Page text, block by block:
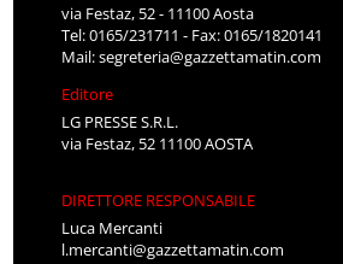
via Festaz, 52 - 11100 Aosta
Tel: 0165/231711 - Fax: 0165/1820141
Mail:segreteria@gazzettamatin.com
Editore
LG PRESSE S.R.L.
via Festaz, 52 11100 AOSTA
DIRETTORE RESPONSABILE
Luca Mercanti
l.mercanti@gazzettamatin.com